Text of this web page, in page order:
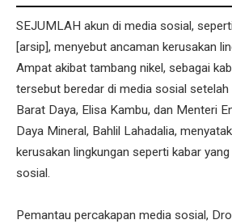
SEJUMLAH akun di media sosial,
[arsip], menyebut ancaman kerusakan
Ampat akibat tambang nikel, sebagai
tersebut beredar di media sosial setelah
Barat Daya, Elisa Kambu, dan Menteri
Daya Mineral, Bahlil Lahadalia,
kerusakan lingkungan seperti kabar
sosial.
Pemantau percakapan media sosial,